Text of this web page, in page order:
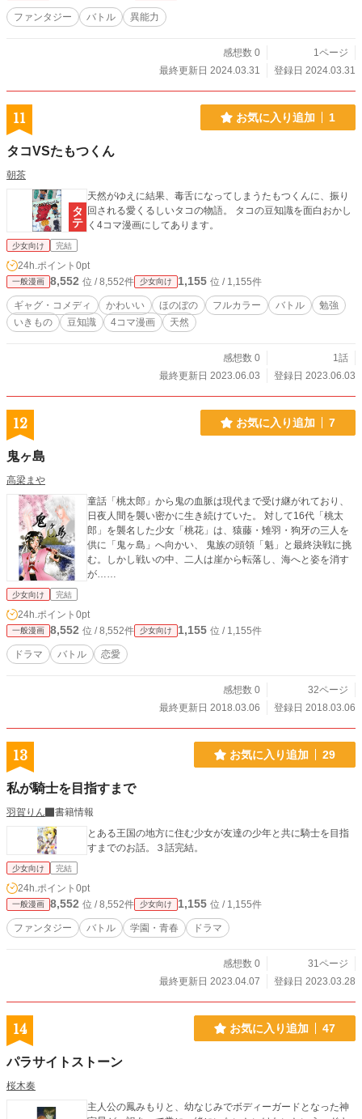
ファンタジー バトル 異能力
感想数 0
1ページ
最終更新日 2024.03.31
登録日 2024.03.31
11 お気に入り追加 1
タコVSたもつくん
朝茶
天然がゆえに結果、毒舌になってしまうたもつくんに、振り
回される愛くるしいタコの物語。 タコの豆知識を面白おかし
く4コマ漫画にしてあります。
少女向け 完結
24h.ポイント 0pt
一般漫画 8,552 位 / 8,552件 少女向け 1,155 位 / 1,155件
ギャグ・コメディ かわいい ほのぼの フルカラー バトル
勉強
いきもの
豆知識 4コマ漫画 天然
感想数 0
1話
最終更新日 2023.06.03
登録日 2023.06.03
12 お気に入り追加 7
鬼ヶ島
高梁まや
童話「桃太郎」から鬼の血脈は現代まで受け継がれており、
日夜人間を襲い密かに生き続けていた。 対して16代「桃太
郎」を襲名した少女「桃花」は、猿藤・雉羽・狗牙の三人を
供に「鬼ヶ島」へ向かい、 鬼族の頭領「魁」と最終決戦に挑
む。しかし戦いの中、二人は崖から転落し、海へと姿を消す
が……
少女向け 完結
24h.ポイント 0pt
一般漫画 8,552 位 / 8,552件 少女向け 1,155 位 / 1,155件
ドラマ バトル 恋愛
感想数 0
32ページ
最終更新日 2018.03.06
登録日 2018.03.06
13 お気に入り追加 29
私が騎士を目指すまで
羽賀りん
書籍情報
とある王国の地方に住む少女が友達の少年と共に騎士を目指
すまでのお話。３話完結。
少女向け 完結
24h.ポイント 0pt
一般漫画 8,552 位 / 8,552件 少女向け 1,155 位 / 1,155件
ファンタジー バトル 学園・青春 ドラマ
感想数 0
31ページ
最終更新日 2023.04.07
登録日 2023.03.28
14 お気に入り追加 47
パラサイトストーン
桜木奏
主人公の鳳みもりと、幼なじみでボディーガードとなった神